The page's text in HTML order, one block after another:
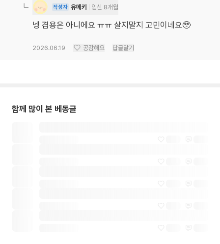
작성자 유메키 임신 8개월
넹 겸용은 아니에요 ㅠㅠ 살지말지 고민이네요🥹
2026.06.19 공감해요 답글달기
함께 많이 본 베동글